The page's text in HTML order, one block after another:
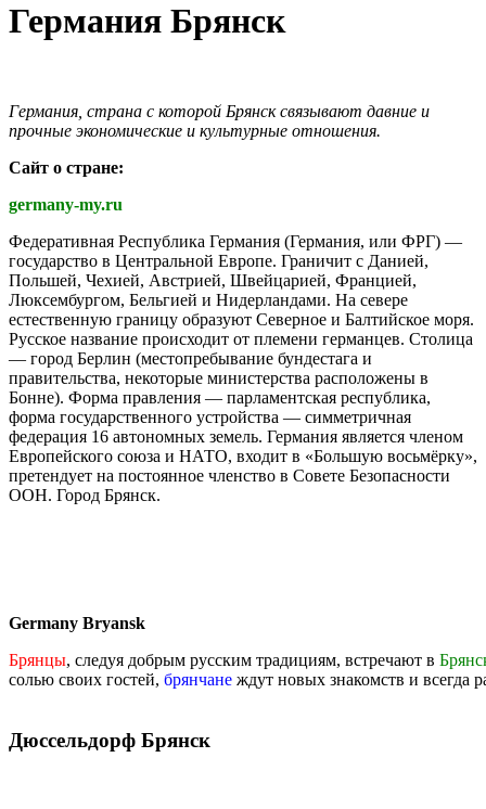
Германия Брянск
Германия, страна с которой Брянск связывают давние и
прочные экономические и культурные отношения.
Сайт о стране:
germany-my.ru
Федеративная Республика Германия (Германия, или ФРГ) —
государство в Центральной Европе. Граничит с Данией,
Польшей, Чехией, Австрией, Швейцарией, Францией,
Люксембургом, Бельгией и Нидерландами. На севере
естественную границу образуют Северное и Балтийское моря.
Русское название происходит от племени германцев. Столица
— город Берлин (местопребывание бундестага и
правительства, некоторые министерства расположены в
Бонне). Форма правления — парламентская республика,
форма государственного устройства — симметричная
федерация 16 автономных земель. Германия является членом
Европейского союза и НАТО, входит в «Большую восьмёрку»,
претендует на постоянное членство в Совете Безопасности
ООН. Город Брянск.
Germany Bryansk
Брянцы, следуя добрым русским традициям, встречают в
солью своих гостей, брянчане ждут новых знакомств и всегда
Дюссельдорф Брянск